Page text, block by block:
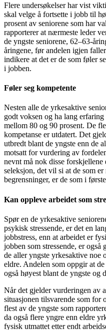
Flere undersøkelser har vist
skal velge å fortsette i jobb til
prosent av seniorene som har
rapporterer at nærmeste leder
de yngste seniorene, 62–63-
åringene, før andelen igjen
indikere at det er de som føler
i jobben.
Føler seg kompetente
Nesten alle de yrkesaktive
godt voksen og ha lang
mellom 80 og 90 prosent. De
kompetanse er utdatert. Det
utbredt blant de yngste enn de
motsatt for vurdering av
nevnt må nok disse
seleksjon, det vil si at de som
begrensninger, er de som i
Kan oppleve arbeidet som
Spør en de yrkesaktive
psykisk stressende, er det en
jobbstress, enn at arbeidet er
jobben som stressende, er
de aller yngste yrkesaktive noe
eldre. Andelen som oppgir at
også høyest blant de yngste og
Når det gjelder vurderingen av
situasjonen tilsvarende som for
flest av de yngste som
da også flere yngre enn eldre
fysisk utmattet etter endt